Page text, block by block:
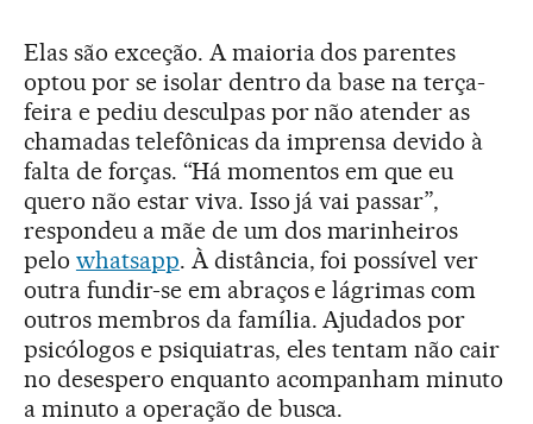
Elas são exceção. A maioria dos parentes
optou por se isolar dentro da base na terça-
feira e pediu desculpas por não atender as
chamadas telefônicas da imprensa devido à
falta de forças. “Há momentos em que eu
quero não estar viva. Isso já vai passar”,
respondeu a mãe de um dos marinheiros
pelo whatsapp. À distância, foi possível ver
outra fundir-se em abraços e lágrimas com
outros membros da família. Ajudados por
psicólogos e psiquiatras, eles tentam não cair
no desespero enquanto acompanham minuto
a minuto a operação de busca.